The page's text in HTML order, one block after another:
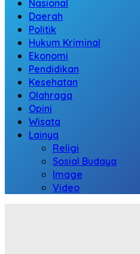
Nasional
Daerah
Politik
Hukum Kriminal
Ekonomi
Pendidikan
Kesehatan
Olahraga
Opini
Wisata
Lainya
Religi
Sosial Budaya
Image
Video